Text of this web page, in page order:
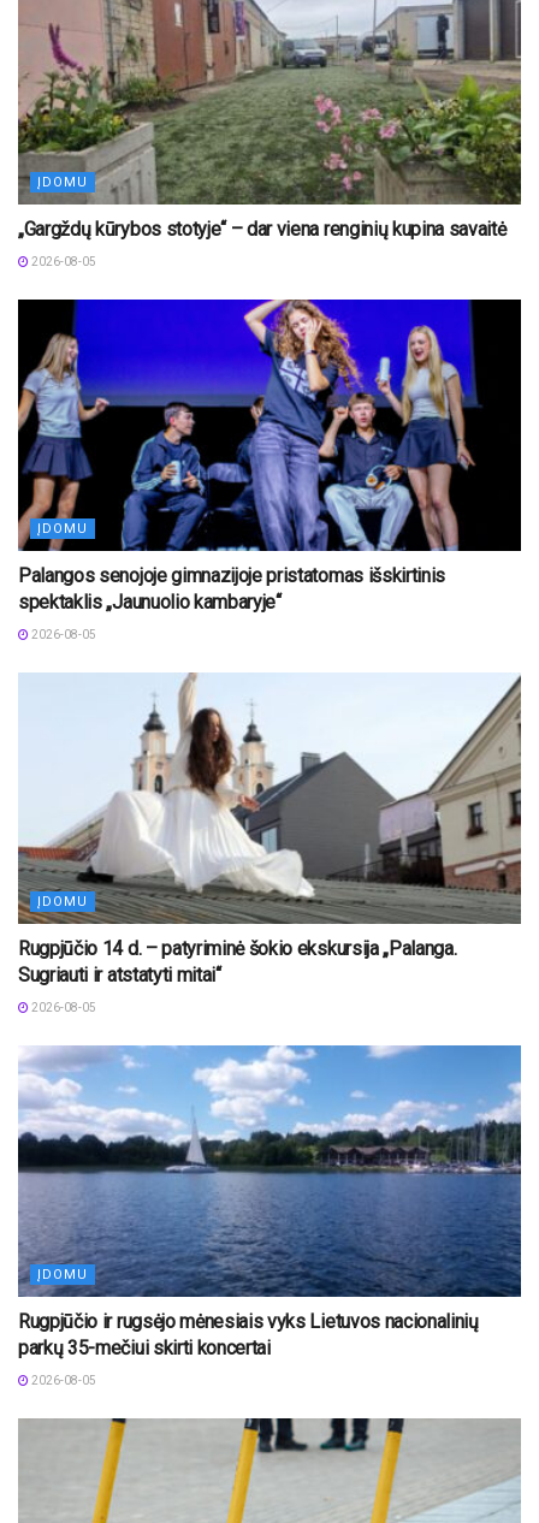
ĮDOMU
„Gargždų kūrybos stotyje“ – dar viena renginių kupina savaitė
2026-08-05
ĮDOMU
Palangos senojoje gimnazijoje pristatomas išskirtinis
spektaklis „Jaunuolio kambaryje“
2026-08-05
ĮDOMU
Rugpjūčio 14 d. – patyriminė šokio ekskursija „Palanga.
Sugriauti ir atstatyti mitai“
2026-08-05
ĮDOMU
Rugpjūčio ir rugsėjo mėnesiais vyks Lietuvos nacionalinių
parkų 35-mečiui skirti koncertai
2026-08-05